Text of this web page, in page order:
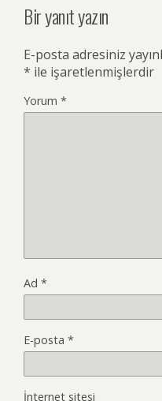
Bir yanıt yazın
E-posta adresiniz
* ile işaretlenmişlerdir
Yorum *
Ad *
E-posta *
İnternet sitesi